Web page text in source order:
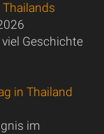
Geschichte
in Thailand
im